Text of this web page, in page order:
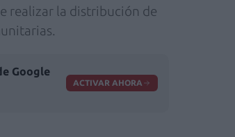
realizar la distribución de
Google
ACTIVAR AHORA